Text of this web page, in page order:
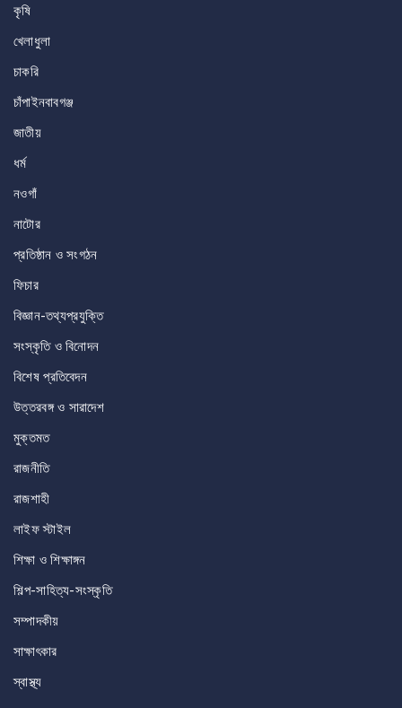
কৃষি
খেলাধুলা
চাকরি
চাঁপাইনবাবগঞ্জ
জাতীয়
ধর্ম
নওগাঁ
নাটোর
প্রতিষ্ঠান ও সংগঠন
ফিচার
বিজ্ঞান-তথ্যপ্রযুক্তি
সংস্কৃতি ও বিনোদন
বিশেষ প্রতিবেদন
উত্তরবঙ্গ ও সারাদেশ
মুক্তমত
রাজনীতি
রাজশাহী
লাইফ স্টাইল
শিক্ষা ও শিক্ষাঙ্গন
শিল্প-সাহিত্য-সংস্কৃতি
সম্পাদকীয়
সাক্ষাৎকার
স্বাস্থ্য